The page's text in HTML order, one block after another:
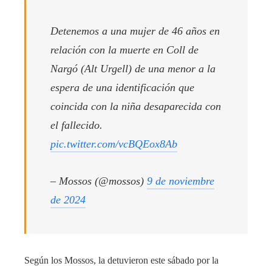
Detenemos a una mujer de 46 años en
relación con la muerte en Coll de
Nargó (Alt Urgell) de una menor a la
espera de una identificación que
coincida con la niña desaparecida con
el fallecido.
pic.twitter.com/vcBQEox8Ab
– Mossos (@mossos) 9 de noviembre
de 2024
Según los Mossos, la detuvieron este sábado por la